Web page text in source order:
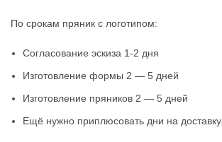
По срокам пряник с логотипом:
Согласование эскиза 1-2 дня
Изготовление формы 2 — 5 дней
Изготовление пряников 2 — 5 дней
Ещё нужно приплюсовать дни на доставку.